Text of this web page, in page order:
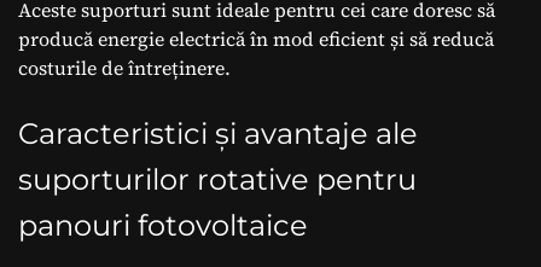
Aceste suporturi sunt ideale pentru cei care doresc să
producă energie electrică în mod eficient și să reducă
costurile de întreținere.
Caracteristici și avantaje ale
suporturilor rotative pentru
panouri fotovoltaice